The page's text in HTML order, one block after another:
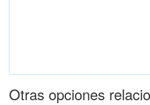
Otras opciones